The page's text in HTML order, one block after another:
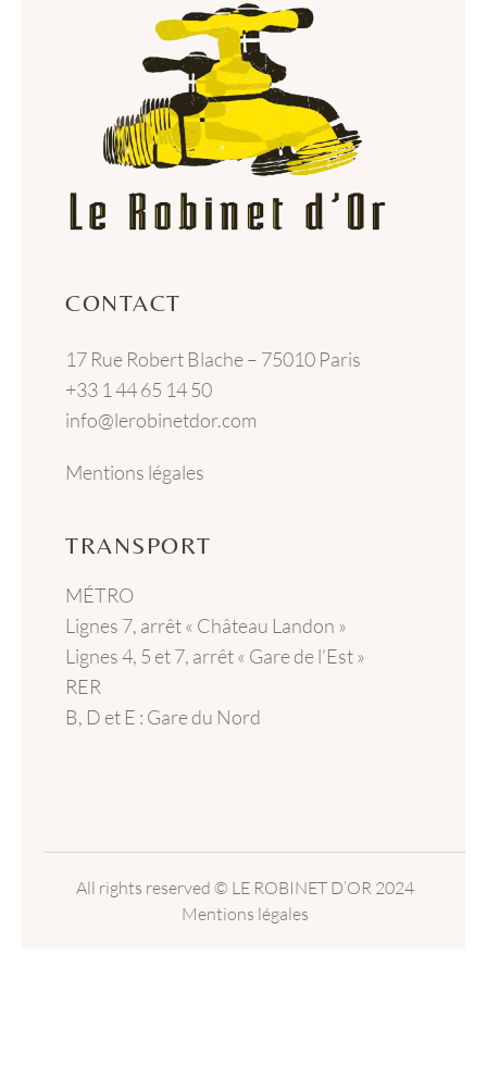
CONTACT
17 Rue Robert Blache – 75010 Paris
+33 1 44 65 14 50
info@lerobinetdor.com
Mentions légales
TRANSPORT
MÉTRO
Lignes 7, arrêt « Château Landon »
Lignes 4, 5 et 7, arrêt « Gare de l’Est »
RER
B, D et E : Gare du Nord
All rights reserved © LE ROBINET D’OR 2024
Mentions légales